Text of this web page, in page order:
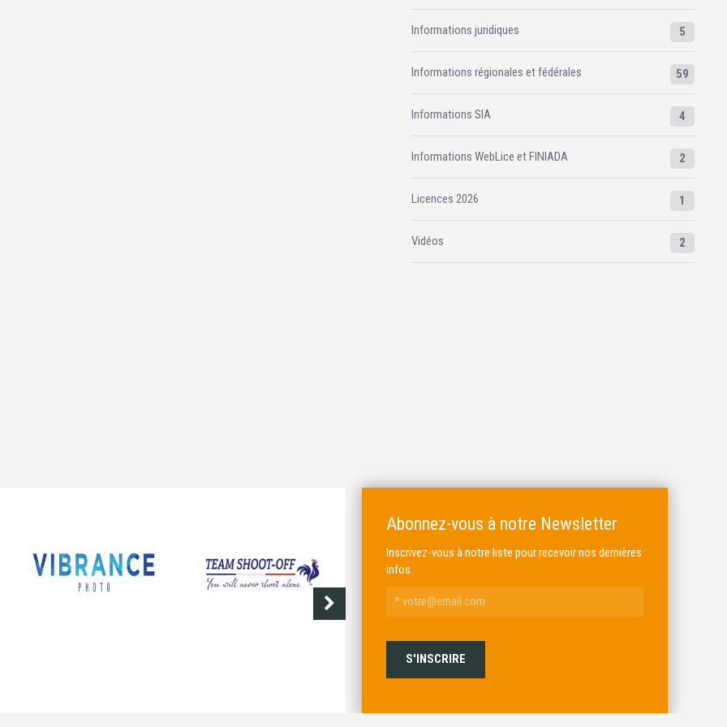
Informations juridiques 5
Informations régionales et fédérales 59
Informations SIA 4
Informations WebLice et FINIADA 2
Licences 2026 1
Vidéos 2
ALKAR
Abonnez-vous à notre Newsletter
Inscrivez-vous à notre liste pour recevoir nos dernières
infos.